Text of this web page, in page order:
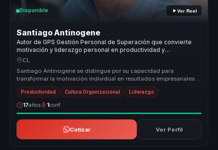
Disponible Ver Reel
Santiago Antinogene
Autor de GPS Gestión Personal de Superación que convierte
motivación y liderazgo personal en productividad y
compromiso para equipos.
CL
Santiago Antinogene se distingue por su capacidad para
transformar la motivación individual en resultados empresariales
concretos. Su enf...
Productividad Cultura Organizacional Liderazgo
17años 1conf.
Cotizar Ver Perfil